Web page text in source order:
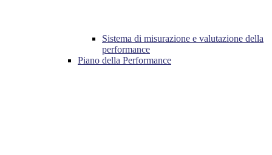
Sistema di misurazione e valutazione della
performance
Piano della Performance